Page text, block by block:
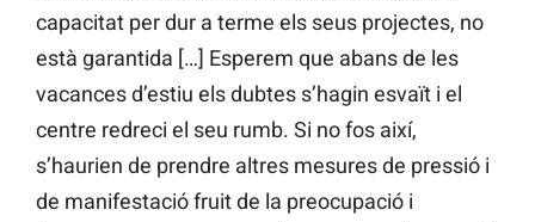
capacitat per dur a terme els seus projectes, no
està garantida […] Esperem que abans de les
vacances d’estiu els dubtes s’hagin esvaït i el
centre redreci el seu rumb. Si no fos així,
s’haurien de prendre altres mesures de pressió i
de manifestació fruit de la preocupació i